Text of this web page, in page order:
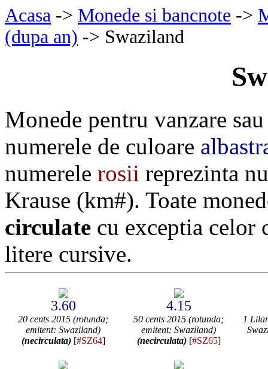
Acasa -> Monede si bancnote ->
(dupa an) -> Swaziland
Monede pentru vanzare
numerele de culoare
numerele rosii reprezinta
Krause (km#). Toate
circulate cu exceptia celor
litere cursive.
3.60
20 cents 2015 (rotunda;
emitent: Swaziland)
(necirculata)[#SZ64]
4.15
50 cents 2015 (rotunda;
emitent: Swaziland)
(necirculata)[#SZ65]
1